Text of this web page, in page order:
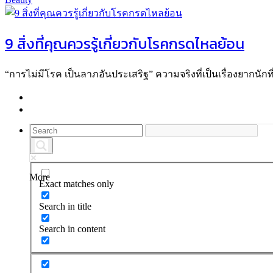
9 สิ่งที่คุณควรรู้เกี่ยวกับโรคกรดไหลย้อน
“การไม่มีโรค เป็นลาภอันประเสริฐ” ความจริงที่เป็นเรื่องยากนั
More
Exact matches only
Search in title
Search in content